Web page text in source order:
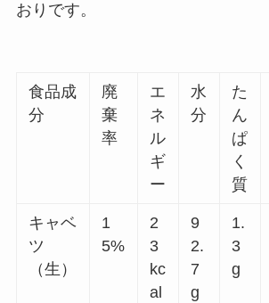
おりです。
食品成
分
廃
棄
率
エ
ネ
ル
ギ
ー
水
分
た
ん
ぱ
く
質
キャベ
ツ
（生）
1
5%
2
3
kc
al
9
2.
7
g
1.
3
g